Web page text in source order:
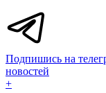
Подпишись на
новостей
+